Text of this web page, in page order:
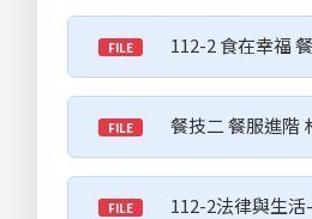
FILE 112-2 食在幸福
FILE 餐技二 餐服進階
FILE 112-2法律與生